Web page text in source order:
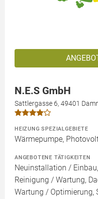
N.E.S GmbH
Sattlergasse 6, 49401
HEIZUNG SPEZIALGEBIETE
Wärmepumpe,
ANGEBOTENE TÄTIGKEITEN
Neuinstallation /
Reinigung / Wartung,
Wartung / Optimierung,